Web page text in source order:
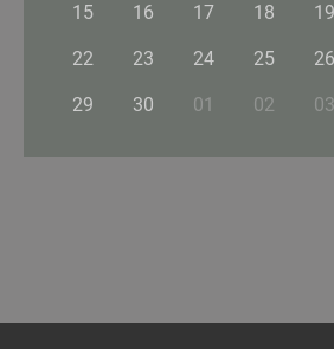
15 16 17 18 19
22 23 24 25 26
29 30 01 02 03